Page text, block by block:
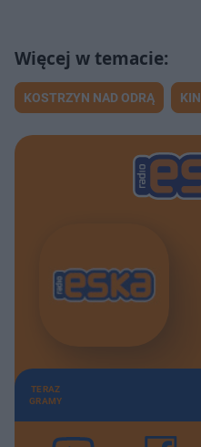
KOSTRZYN NAD ODRĄ
TERAZ
GRAMY